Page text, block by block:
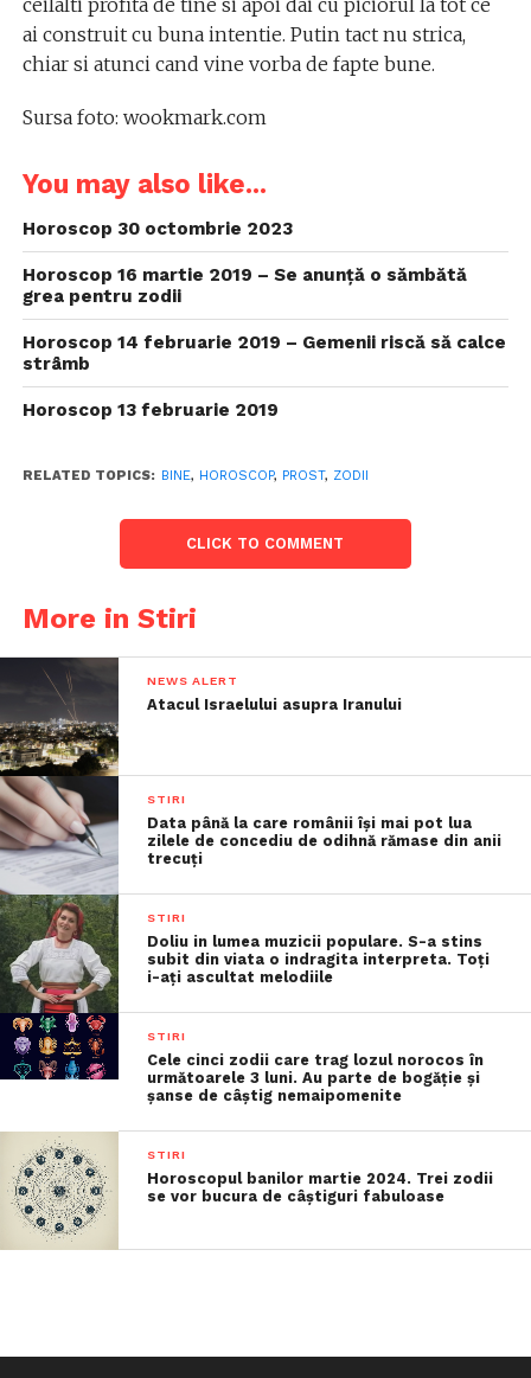
ceilalti profita de tine si apoi dai cu piciorul la tot ce
ai construit cu buna intentie. Putin tact nu strica,
chiar si atunci cand vine vorba de fapte bune.
Sursa foto: wookmark.com
You may also like...
Horoscop 30 octombrie 2023
Horoscop 16 martie 2019 – Se anunță o sămbătă
grea pentru zodii
Horoscop 14 februarie 2019 – Gemenii riscă să calce
strâmb
Horoscop 13 februarie 2019
RELATED TOPICS: BINE, HOROSCOP, PROST, ZODII
CLICK TO COMMENT
More in Stiri
NEWS ALERT
Atacul Israelului asupra Iranului
STIRI
Data până la care românii îşi mai pot lua
zilele de concediu de odihnă rămase din anii
trecuţi
STIRI
Doliu in lumea muzicii populare. S-a stins
subit din viata o indragita interpreta. Toți
i-ați ascultat melodiile
STIRI
Cele cinci zodii care trag lozul norocos în
următoarele 3 luni. Au parte de bogăție și
șanse de câștig nemaipomenite
STIRI
Horoscopul banilor martie 2024. Trei zodii
se vor bucura de câștiguri fabuloase